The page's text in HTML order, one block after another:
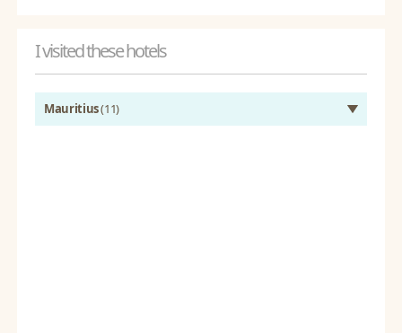
I visited these hotels
Mauritius(11)